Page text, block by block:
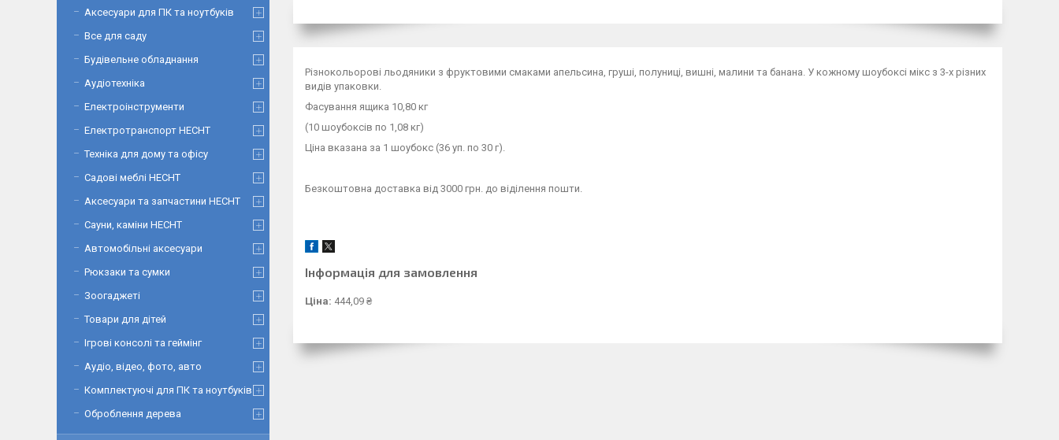
Різнокольорові льодяники з фруктовими смаками апельсина, груші, полуниці, вишні, малини та банана. У кожному шоубоксі мікс з 3-х різних
видів упаковки.
Фасування ящика 10,80 кг
(10 шоубоксів по 1,08 кг)
Ціна вказана за 1 шоубокс (36 уп. по 30 г).
Безкоштовна доставка від 3000 грн. до віділення пошти.
Інформація для замовлення
Ціна: 444,09 ₴
Аксесуари для ПК та ноутбуків
Все для саду
Будівельне обладнання
Аудіотехніка
Електроінструменти
Електротранспорт HECHT
Техніка для дому та офісу
Садові меблі HECHT
Аксесуари та запчастини HECHT
Сауни, каміни HECHT
Автомобільні аксесуари
Рюкзаки та сумки
Зоогаджеті
Товари для дітей
Ігрові консолі та геймінг
Аудіо, відео, фото, авто
Комплектуючі для ПК та ноутбуків
Оброблення дерева